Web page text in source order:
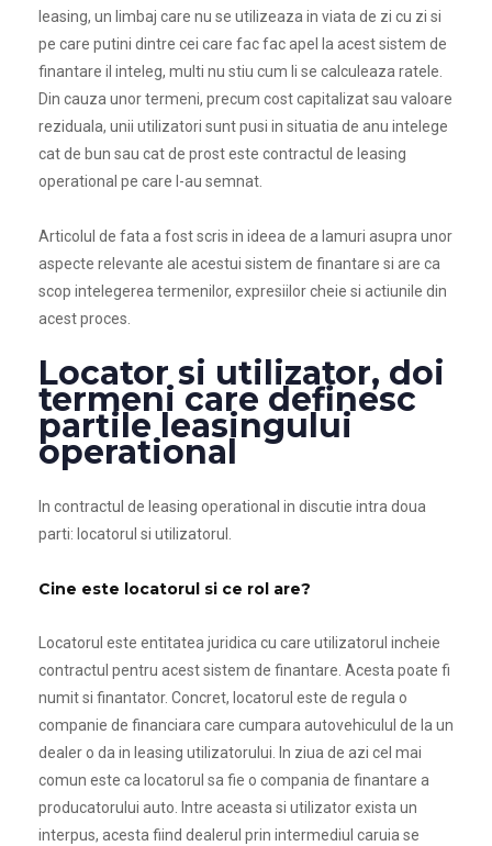
leasing, un limbaj care nu se utilizeaza in viata de zi cu zi si
pe care putini dintre cei care fac fac apel la acest sistem de
finantare il inteleg, multi nu stiu cum li se calculeaza ratele.
Din cauza unor termeni, precum cost capitalizat sau valoare
reziduala, unii utilizatori sunt pusi in situatia de anu intelege
cat de bun sau cat de prost este contractul de leasing
operational pe care l-au semnat.
Articolul de fata a fost scris in ideea de a lamuri asupra unor
aspecte relevante ale acestui sistem de finantare si are ca
scop intelegerea termenilor, expresiilor cheie si actiunile din
acest proces.
Locator si utilizator, doi
termeni care definesc
partile leasingului
operational
In contractul de leasing operational in discutie intra doua
parti: locatorul si utilizatorul.
Cine este locatorul si ce rol are?
Locatorul este entitatea juridica cu care utilizatorul incheie
contractul pentru acest sistem de finantare. Acesta poate fi
numit si finantator. Concret, locatorul este de regula o
companie de financiara care cumpara autovehiculul de la un
dealer o da in leasing utilizatorului. In ziua de azi cel mai
comun este ca locatorul sa fie o compania de finantare a
producatorului auto. Intre aceasta si utilizator exista un
interpus, acesta fiind dealerul prin intermediul caruia se